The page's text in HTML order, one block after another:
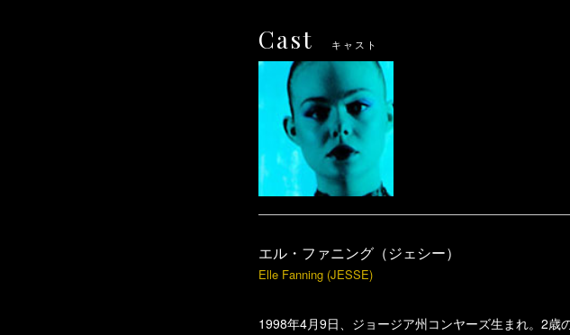
Cast キャスト
エル・ファニング（ジェシー）
Elle Fanning (JESSE)
1998年4月9日、ジョージア州コンヤーズ生まれ。2